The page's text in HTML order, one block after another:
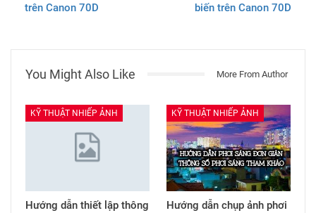
trên Canon 70D
biến trên Canon 70D
You Might Also Like More From Author
KỸ THUẬT NHIẾP ẢNH
Hướng dẫn thiết lập thông
KỸ THUẬT NHIẾP ẢNH
Hướng dẫn chụp ảnh phơi